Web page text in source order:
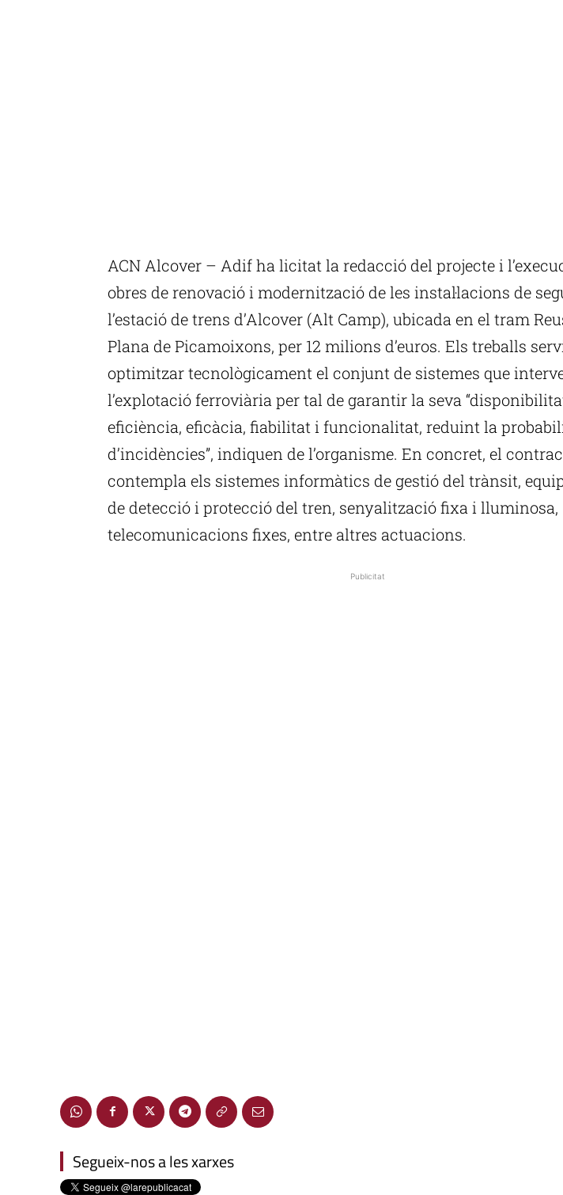
ACN Alcover – Adif ha licitat la redacció del projecte i
obres de renovació i modernització de les instal·lacions de
l’estació de trens d’Alcover (Alt Camp), ubicada en el tram
Plana de Picamoixons, per 12 milions d’euros. Els treballs
optimitzar tecnològicament el conjunt de sistemes que
l’explotació ferroviària per tal de garantir la seva
eficiència, eficàcia, fiabilitat i funcionalitat, reduint la
d’incidències”, indiquen de l’organisme. En concret, el
contempla els sistemes informàtics de gestió del trànsit,
de detecció i protecció del tren, senyalització fixa i lluminosa,
telecomunicacions fixes, entre altres actuacions.
Publicitat
Segueix-nos a les xarxes